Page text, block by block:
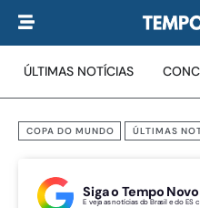
ÚLTIMAS NOTÍCIAS
COPA DO MUNDO ÚLTIMAS
Siga o Tempo
E veja as notícias do Brasil e do ES